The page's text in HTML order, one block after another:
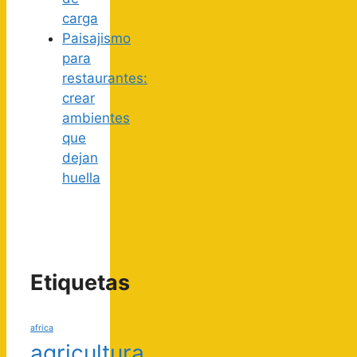
carga
Paisajismo
para
restaurantes:
crear
ambientes
que
dejan
huella
Etiquetas
africa